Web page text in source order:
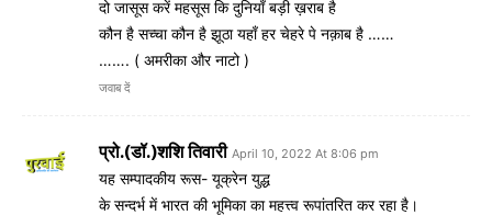
दो जासूस करें महसूस कि दुनियाँ बड़ी ख़राब है
कौन है सच्चा कौन है झूठा यहाँ हर चेहरे पे नक़ाब है ……
……. ( अमरीका और नाटो )
जवाब दें
प्रो.(डॉ.)शशि तिवारी April 10, 2022 At 8:06 pm
यह सम्पादकीय रूस- यूक्रेन युद्ध
के सन्दर्भ में भारत की भूमिका का महत्त्व रूपांतरित कर रहा है।